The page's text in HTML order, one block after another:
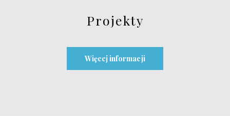
Projekty
Więcej informacji